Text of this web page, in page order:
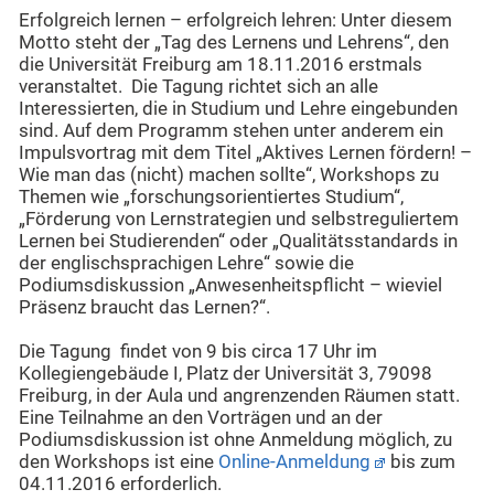
Erfolgreich lernen – erfolgreich lehren: Unter diesem
Motto steht der „Tag des Lernens und Lehrens“, den
die Universität Freiburg am 18.11.2016 erstmals
veranstaltet. Die Tagung richtet sich an alle
Interessierten, die in Studium und Lehre eingebunden
sind. Auf dem Programm stehen unter anderem ein
Impulsvortrag mit dem Titel „Aktives Lernen fördern! –
Wie man das (nicht) machen sollte“, Workshops zu
Themen wie „forschungsorientiertes Studium“,
„Förderung von Lernstrategien und selbstreguliertem
Lernen bei Studierenden“ oder „Qualitätsstandards in
der englischsprachigen Lehre“ sowie die
Podiumsdiskussion „Anwesenheitspflicht – wieviel
Präsenz braucht das Lernen?“.
Die Tagung findet von 9 bis circa 17 Uhr im
Kollegiengebäude I, Platz der Universität 3, 79098
Freiburg, in der Aula und angrenzenden Räumen statt.
Eine Teilnahme an den Vorträgen und an der
Podiumsdiskussion ist ohne Anmeldung möglich, zu
den Workshops ist eine Online-Anmeldung
bis zum
04.11.2016 erforderlich.